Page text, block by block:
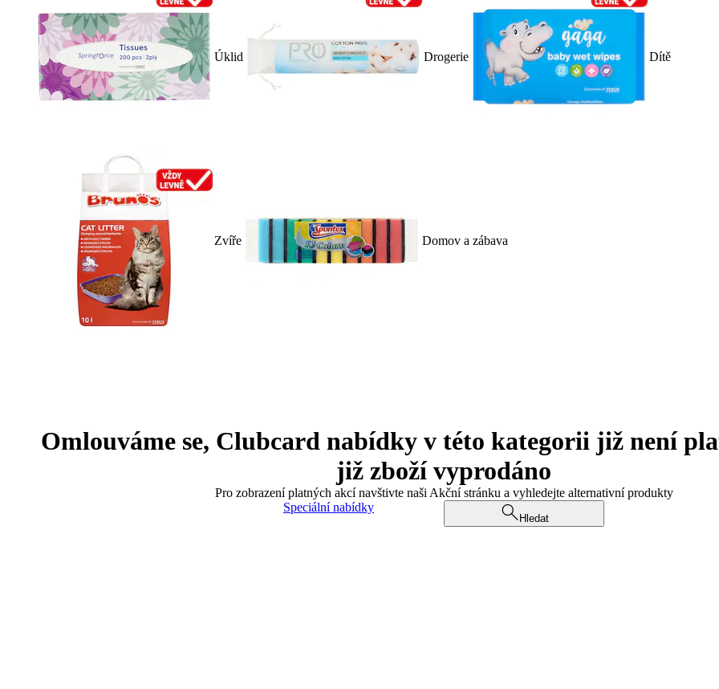
Úklid Drogerie Dítě
Zvíře Domov a zábava
Omlouváme se, Clubcard nabídky v této kategorii již není
již zboží vyprodáno
Pro zobrazení platných akcí navštivte naši Akční stránku a vyhledejte alternativní produkty
Speciální nabídky
Hledat